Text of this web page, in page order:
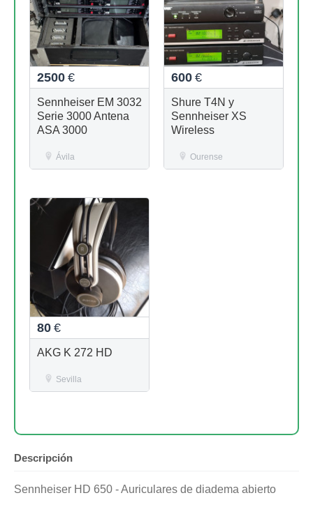
2500 €
Sennheiser EM 3032
Serie 3000 Antena
ASA 3000
Ávila
600 €
Shure T4N y
Sennheiser XS
Wireless
Ourense
80 €
AKG K 272 HD
Sevilla
Descripción
Sennheiser HD 650 - Auriculares de diadema abierto